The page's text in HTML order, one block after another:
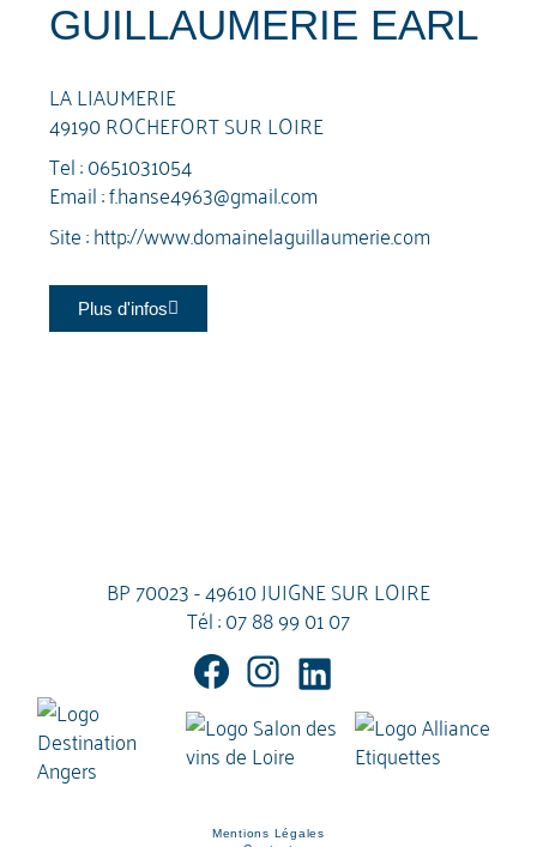
GUILLAUMERIE EARL
LA LIAUMERIE
49190 ROCHEFORT SUR LOIRE
Tel :0651031054
Email :f.hanse4963@gmail.com
Site :http://www.domainelaguillaumerie.com
Plus d'infos
BP 70023 - 49610 JUIGNE SUR LOIRE
Tél :07 88 99 01 07
Mentions Légales